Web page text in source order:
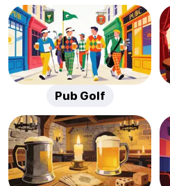
Pub Golf